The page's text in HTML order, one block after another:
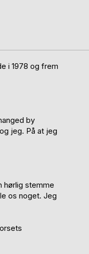
i 1978 og frem
by
jeg. På at jeg
hørlig stemme
os noget. Jeg